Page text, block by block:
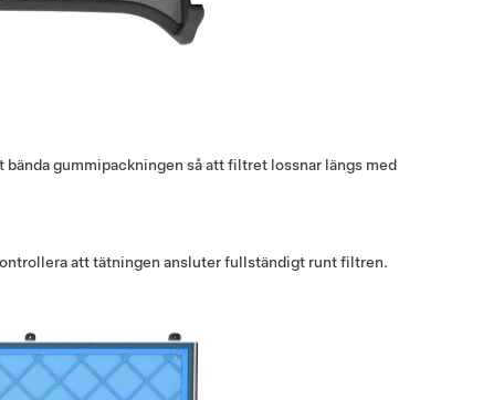
gummipackningen så att filtret lossnar längs med
att tätningen ansluter fullständigt runt filtren.